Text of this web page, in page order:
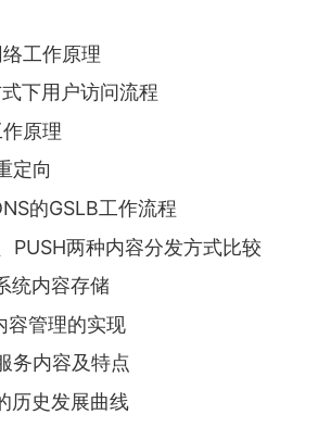
工作原理
下用户访问流程
原理
定向
的GSLB工作流程
PUSH两种内容分发方式比较
统内容存储
容管理的实现
务内容及特点
历史发展曲线